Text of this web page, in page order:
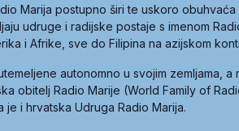
Marija postupno širi te uskoro
udruge i radijske postaje s imenom
i Afrike, sve do Filipina na azijskom
autonomno u svojim zemljama,
obitelj Radio Marije (World Family of
je i hrvatska Udruga Radio Marija.